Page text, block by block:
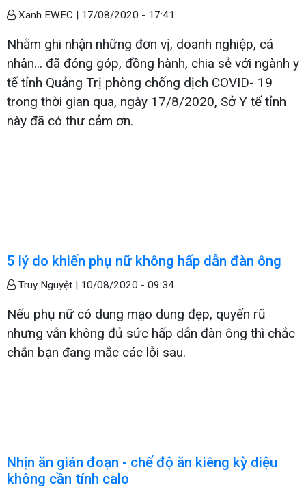
Xanh EWEC | 17/08/2020 - 17:41
Nhằm ghi nhận những đơn vị, doanh nghiệp, cá
nhân... đã đóng góp, đồng hành, chia sẻ với ngành y
tế tỉnh Quảng Trị phòng chống dịch COVID- 19
trong thời gian qua, ngày 17/8/2020, Sở Y tế tỉnh
này đã có thư cảm ơn.
5 lý do khiến phụ nữ không hấp dẫn đàn ông
Truy Nguyệt | 10/08/2020 - 09:34
Nếu phụ nữ có dung mạo dung đẹp, quyến rũ
nhưng vẫn không đủ sức hấp dẫn đàn ông thì chắc
chắn bạn đang mắc các lỗi sau.
Nhịn ăn gián đoạn - chế độ ăn kiêng kỳ diệu
không cần tính calo